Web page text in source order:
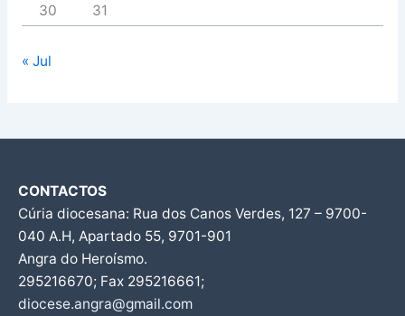
30
31
« Jul
CONTACTOS
Cúria diocesana: Rua dos Canos Verdes, 127 – 9700-
040 A.H, Apartado 55, 9701-901
Angra do Heroísmo.
295216670; Fax 295216661;
diocese.angra@gmail.com